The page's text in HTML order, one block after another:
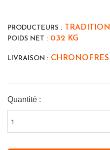
PRODUCTEURS :
POIDS NET : 0.32 KG
LIVRAISON :
Quantité :